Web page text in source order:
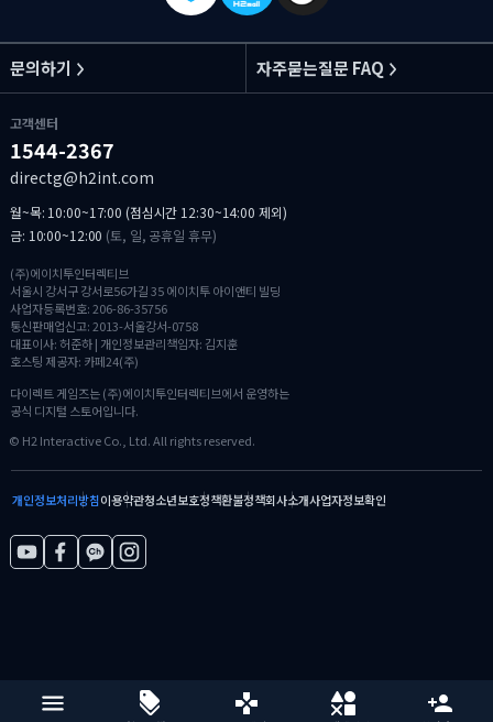
문의하기 자주묻는질문 FAQ
고객센터
1544-2367
directg@h2int.com
월~목: 10:00~17:00 (점심시간 12:30~14:00 제외)
금: 10:00~12:00 (토, 일, 공휴일 휴무)
(주)에이치투인터렉티브
서울시 강서구 강서로56가길 35 에이치투 아이앤티 빌딩
사업자등록번호: 206-86-35756
통신판매업신고: 2013-서울강서-0758
대표이사: 허준하 | 개인정보관리책임자: 김지훈
호스팅 제공자: 카페24(주)
다이렉트 게임즈는 (주)에이치투인터렉티브에서 운영하는
공식 디지털 스토어입니다.
© H2 Interactive Co., Ltd. All rights reserved.
개인정보처리방침이용약관청소년보호정책환불정책회사소개사업자정보확인